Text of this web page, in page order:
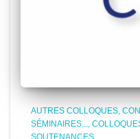
AUTRES COLLOQUES,
SÉMINAIRES...
SOUTENANCES